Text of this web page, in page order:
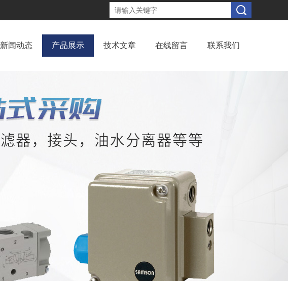
新闻动态 产品展示 技术文章 在线留言 联系我们